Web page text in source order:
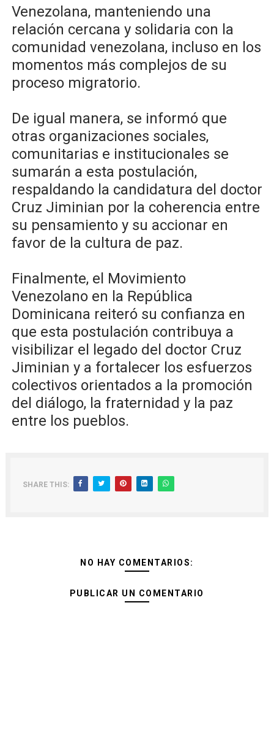
Venezolana, manteniendo una
relación cercana y solidaria con la
comunidad venezolana, incluso en los
momentos más complejos de su
proceso migratorio.
De igual manera, se informó que
otras organizaciones sociales,
comunitarias e institucionales se
sumarán a esta postulación,
respaldando la candidatura del doctor
Cruz Jiminian por la coherencia entre
su pensamiento y su accionar en
favor de la cultura de paz.
Finalmente, el Movimiento
Venezolano en la República
Dominicana reiteró su confianza en
que esta postulación contribuya a
visibilizar el legado del doctor Cruz
Jiminian y a fortalecer los esfuerzos
colectivos orientados a la promoción
del diálogo, la fraternidad y la paz
entre los pueblos.
SHARE THIS:
NO HAY COMENTARIOS:
PUBLICAR UN COMENTARIO